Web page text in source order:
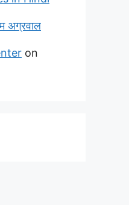
अग्रवाल
on